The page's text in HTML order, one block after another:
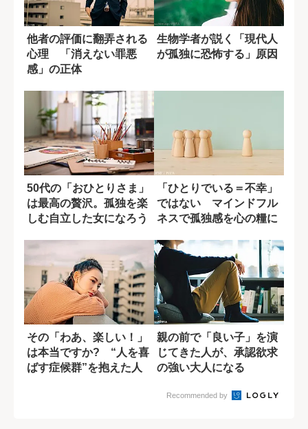
他者の評価に翻弄される
心理 「消えない罪悪
感」の正体
生物学者が説く「現代人
が孤独に恐怖する」原因
50代の「おひとりさま」
は最高の贅沢。孤独を楽
しむ自立した女になろう
「ひとりでいる＝不幸」
ではない マインドフル
ネスで孤独感を心の糧に
その「わあ、楽しい！」
は本当ですか? “人を喜
ばす症候群”を抱えた人
親の前で「良い子」を演
じてきた人が、承認欲求
の強い大人になる
Recommended by